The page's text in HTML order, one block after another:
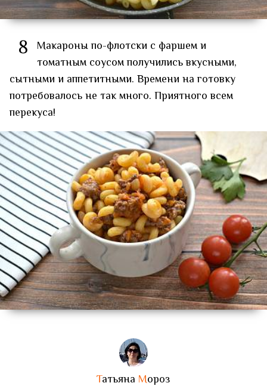
8
Макароны по-флотски с фаршем и
томатным соусом получились вкусными,
сытными и аппетитными. Времени на готовку
потребовалось не так много. Приятного всем
перекуса!
Татьяна Мороз